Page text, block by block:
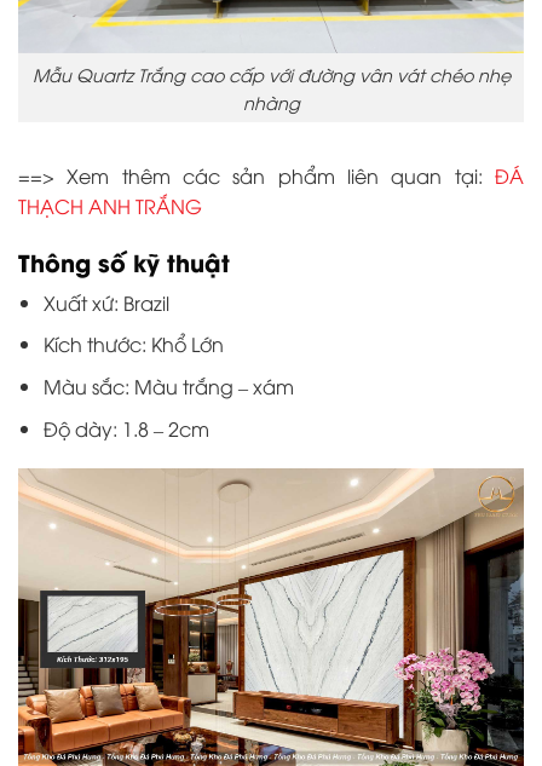
Mẫu Quartz Trắng cao cấp với đường vân vát chéo nhẹ
nhàng
==> Xem thêm các sản phẩm liên quan tại: ĐÁ
THẠCH ANH TRẮNG
Thông số kỹ thuật
Xuất xứ: Brazil
Kích thước: Khổ Lớn
Màu sắc: Màu trắng – xám
Độ dày: 1.8 – 2cm